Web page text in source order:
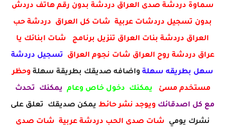
سماوة دردشة صدى العراق دردشة بدون رقم هاتف دردش
بدون تسجيل دردشات عربية شات كل العراق دردشة حب
العراق دردشة بنات العراق تنزيل برنامج شات ابنائك يا
عراق دردشة روح العراق شات نجوم العراق تسجيل دردشة
سهل بطريقه سهلة واضافه صديقك بطريقة سهلة وحظر
مستخدم مسئ يمكنك دخول خاص وعام يمكنك تحدث
مع كل اصدقائك ويوجد نشر حائط يمكن صديقك تعلق على
نشرك يومي شات صدى الحب دردشة عربية شات صدى